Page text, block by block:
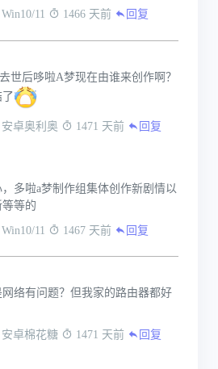
Win10/11 1466 天前 回复
世后哆啦A梦现在由谁来创作啊？
安卓奥利奥 1471 天前 回复
多啦a梦制作组集体创作新剧情以
等的
Win10/11 1467 天前 回复
络有问题？但我家的路由器都好
安卓棉花糖 1471 天前 回复